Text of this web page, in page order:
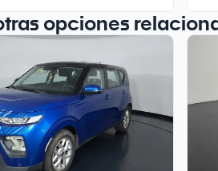
opciones